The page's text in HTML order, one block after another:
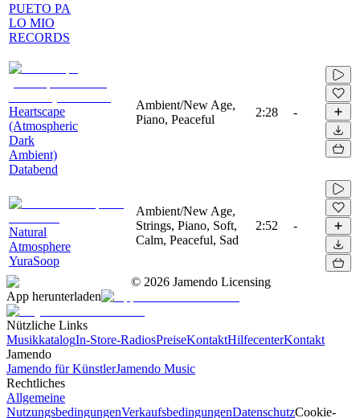
PUETO PA
LO MIO
RECORDS
Heartscape
(Atmospheric
Dark
Ambient)
Databend
Ambient/New Age,
Piano, Peaceful
2:28 -
Natural
Atmosphere
YuraSoop
Ambient/New Age,
Strings, Piano, Soft,
Calm, Peaceful, Sad
2:52 -
© 2026 Jamendo Licensing
App herunterladen
Nützliche Links
MusikkatalogIn-Store-RadiosPreiseKontaktHilfecenterKontakt
Jamendo
Jamendo für KünstlerJamendo Music
Rechtliches
Allgemeine
NutzungsbedingungenVerkaufsbedingungenDatenschutzCookie-